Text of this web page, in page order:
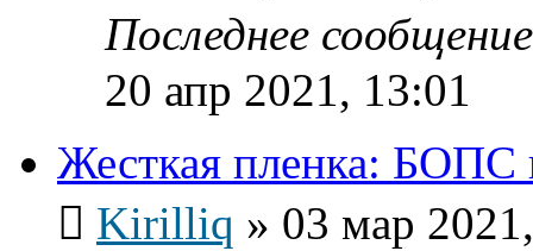
Последнее
20 апр 2021, 13:01
Жесткая пленка:
Kirilliq » 03 мар